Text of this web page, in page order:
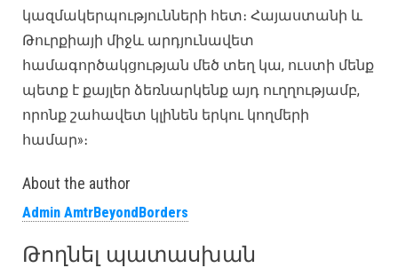
կազմակերպությունների հետ։ Հայաստանի և
Թուրքիայի միջև արդյունավետ
համագործակցության մեծ տեղ կա, ուստի մենք
պետք է քայլեր ձեռնարկենք այդ ուղղությամբ,
որոնք շահավետ կլինեն երկու կողմերի
համար»։
About the author
Admin AmtrBeyondBorders
Թողնել պատասխան